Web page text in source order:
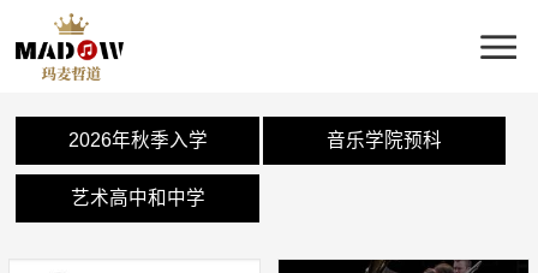
2026年秋季入学 音乐学院预科
艺术高中和中学